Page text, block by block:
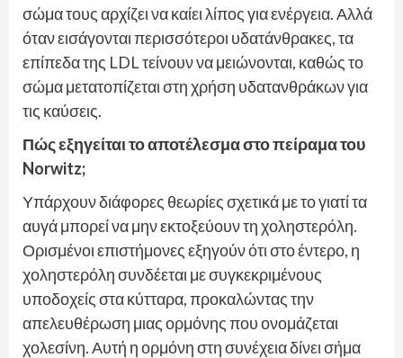
σώμα τους αρχίζει να καίει λίπος για ενέργεια. Αλλά
όταν εισάγονται περισσότεροι υδατάνθρακες, τα
επίπεδα της LDL τείνουν να μειώνονται, καθώς το
σώμα μετατοπίζεται στη χρήση υδατανθράκων για
τις καύσεις.
Πώς εξηγείται το αποτέλεσμα στο πείραμα του
Norwitz;
Υπάρχουν διάφορες θεωρίες σχετικά με το γιατί τα
αυγά μπορεί να μην εκτοξεύουν τη χοληστερόλη.
Ορισμένοι επιστήμονες εξηγούν ότι στο έντερο, η
χοληστερόλη συνδέεται με συγκεκριμένους
υποδοχείς στα κύτταρα, προκαλώντας την
απελευθέρωση μιας ορμόνης που ονομάζεται
χολεσίνη. Αυτή η ορμόνη στη συνέχεια δίνει σήμα